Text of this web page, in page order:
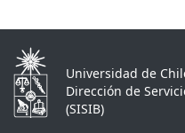
Universidad de
Dirección de
(SISIB)